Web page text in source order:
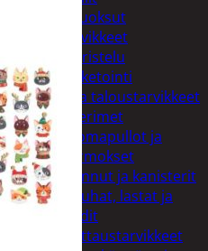
Huonetuoksut
Juhlatarvikkeet
Koristelu
Paketointi
Keittiö ja taloustarvikkeet
Aterimet
Juomapullot ja
termokset
Kannut ja kanisterit
Kauhat, lastat ja
sudit
Kattaustarvikkeet